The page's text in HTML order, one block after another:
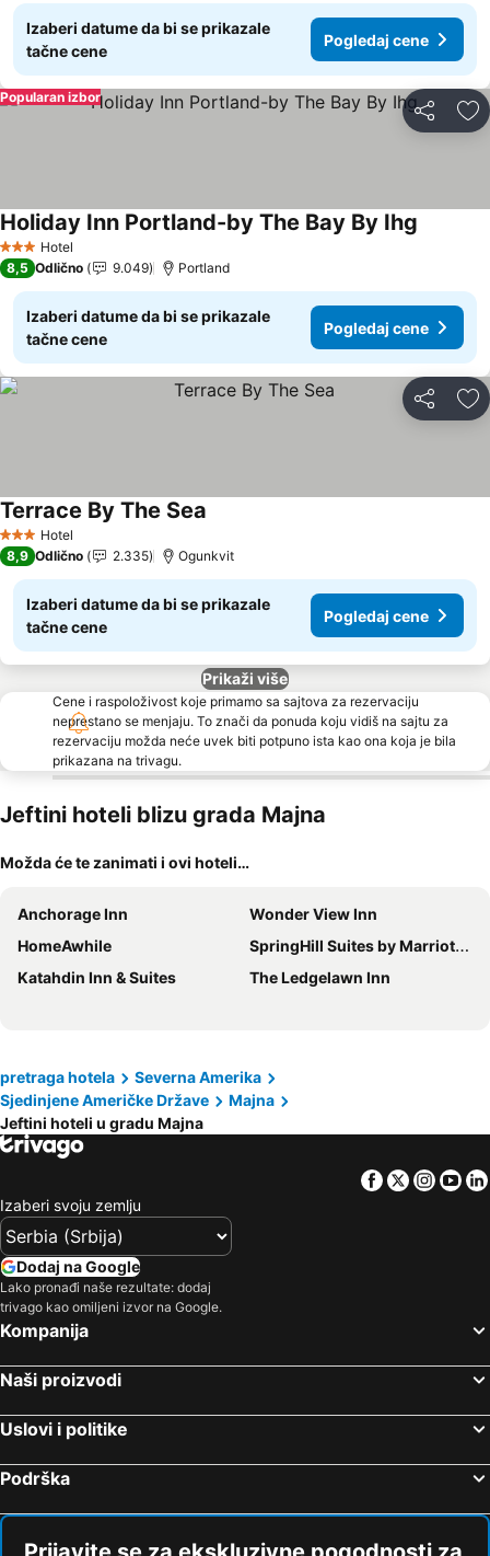
Izaberi datume da bi se prikazale
tačne cene
Pogledaj cene
Deli
Popularan izbor
3 Zvezdice
Hotel
Holiday Inn Portland-by The Bay By Ihg
8,5 Odlično 9.049 Portland
Izaberi datume da bi se prikazale
tačne cene
Pogledaj cene
Deli
3 Zvezdice
Hotel
Terrace By The Sea
8,9 Odlično 2.335 Ogunkvit
Izaberi datume da bi se prikazale
tačne cene
Pogledaj cene
Prikaži više
Cene i raspoloživost koje primamo sa sajtova za rezervaciju
neprestano se menjaju. To znači da ponuda koju vidiš na sajtu za
rezervaciju možda neće uvek biti potpuno ista kao ona koja je bila
prikazana na trivagu.
Jeftini hoteli blizu grada Majna
Možda će te zanimati i ovi hoteli…
Anchorage Inn
Wonder View Inn
HomeAwhile
SpringHill Suites by Marriott Freeport Brunswick
Katahdin Inn & Suites
The Ledgelawn Inn
pretraga hotela
Severna Amerika
Sjedinjene Američke Države
Majna
Jeftini hoteli u gradu Majna
Facebook
Twitter
Izaberi svoju zemlju
Dodaj na Google
Lako pronađi naše rezultate: dodaj
trivago kao omiljeni izvor na Google.
Kompanija
Naši proizvodi
Uslovi i politike
Podrška